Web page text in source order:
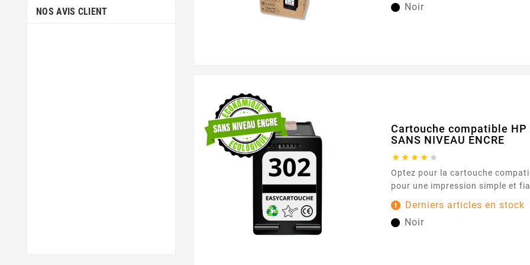
NOS AVIS CLIENT
Noir
Cartouche compatible HP
SANS NIVEAU ENCRE
    
Optez pour la cartouche compatible HP 302 BK noir
pour une impression simple et
Conçue pour les imprimantes utilisant la
302 , elle offre une expérience
idéale pour vos documents de
Derniers articles en stock
Noir